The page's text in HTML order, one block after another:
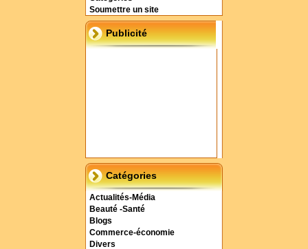
Soumettre un site
Publicité
Catégories
Actualités-Média
Beauté -Santé
Blogs
Commerce-économie
Divers